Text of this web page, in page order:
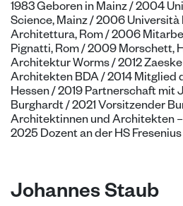
1983 Geboren in Mainz / 2004
Science, Mainz / 2006 Università
Architettura, Rom / 2006
Pignatti, Rom / 2009 Morschett,
Architektur Worms / 2012
Architekten BDA / 2014
Hessen / 2019 Partnerschaft mit
Burghardt/ 2021 Vorsitzender
Architektinnen und Architekten
2025 Dozent an der HS
Johannes Staub